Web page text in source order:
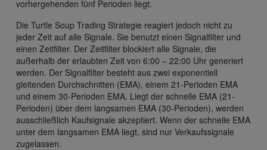
vorhergehenden fünf Perioden liegt.
Die Turtle Soup Trading Strategie reagiert jedoch nicht zu
jeder Zeit auf alle Signale. Sie benutzt einen Signalfilter und
einen Zeitfilter. Der Zeitfilter blockiert alle Signale, die
außerhalb der erlaubten Zeit von 6:00 – 22:00 Uhr generiert
werden. Der Signalfilter besteht aus zwei exponentiell
gleitenden Durchschnitten (EMA), einem 21-Perioden EMA
und einem 30-Perioden EMA. Liegt der schnelle EMA (21-
Perioden) über dem langsamen EMA (30-Perioden), werden
ausschließlich Kaufsignale akzeptiert. Wenn der schnelle EMA
unter dem langsamen EMA liegt, sind nur Verkaufssignale
zugelassen.